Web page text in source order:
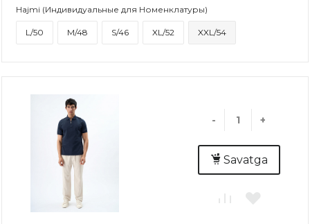
Hajmi (Индивидуальные для Номенклатуры)
L/50 M/48 S/46 XL/52 XXL/54
- +
Savatga